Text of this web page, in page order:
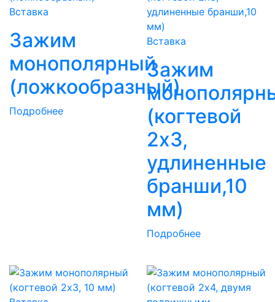
Вставка
Зажим
монополярный
(ложкообразный)
Подробнее
Вставка
Зажим
(когтевой
2х3,
удлиненные
бранши,10
мм)
Подробнее